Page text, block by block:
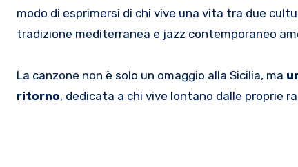
modo di esprimersi di chi vive una vita tra due
tradizione mediterranea e jazz contemporaneo
La canzone non è solo un omaggio alla Sicilia, ma
ritorno, dedicata a chi vive lontano dalle proprie